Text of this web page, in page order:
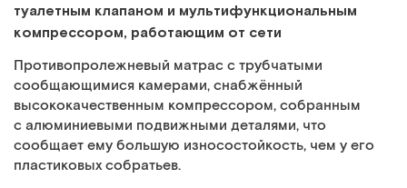
туалетным клапаном и мультифункциональным
компрессором, работающим от сети
Противопролежневый матрас с трубчатыми
сообщающимися камерами, снабжённый
высококачественным компрессором, собранным
c алюминиевыми подвижными деталями, что
сообщает ему большую износостойкость, чем у его
пластиковых собратьев.